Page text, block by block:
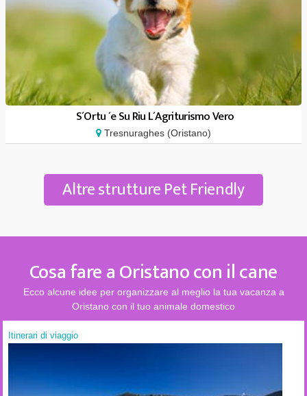
S´Ortu ´e Su Riu L´Agriturismo Vero
Tresnuraghes (Oristano)
Altre strutture Pet Friendly
Cosa fare a Oristano con il cane
Ecco alcune idee per organizzare al meglio la tua vacanza a
Oristano con il tuo animale domestico
Itinerari di viaggio